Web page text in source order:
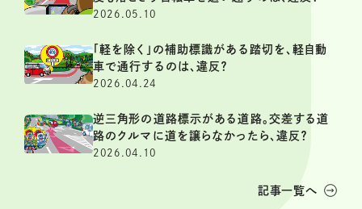
2026.05.10
「軽を除く」の補助標識がある踏切を、軽自動
車で通行するのは、違反？
2026.04.24
逆三角形の道路標示がある道路。交差する道
路のクルマに道を譲らなかったら、違反？
2026.04.10
記事一覧へ